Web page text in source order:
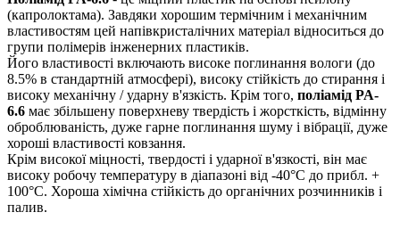
(капролоктама). Завдяки хорошим термічним і механічним
властивостям цей напівкристалічних матеріал відноситься до
групи полімерів інженерних пластиків.
Його властивості включають високе поглинання вологи (до
8.5% в стандартній атмосфері), високу стійкість до стирання і
високу механічну / ударну в'язкість. Крім того, поліамід PA-
6.6 має збільшену поверхневу твердість і жорсткість, відмінну
оброблюваність, дуже гарне поглинання шуму і вібрації, дуже
хороші властивості ковзання.
Крім високої міцності, твердості і ударної в'язкості, він має
високу робочу температуру в діапазоні від -40°C до прибл. +
100°С. Хороша хімічна стійкість до органічних розчинників і
палив.